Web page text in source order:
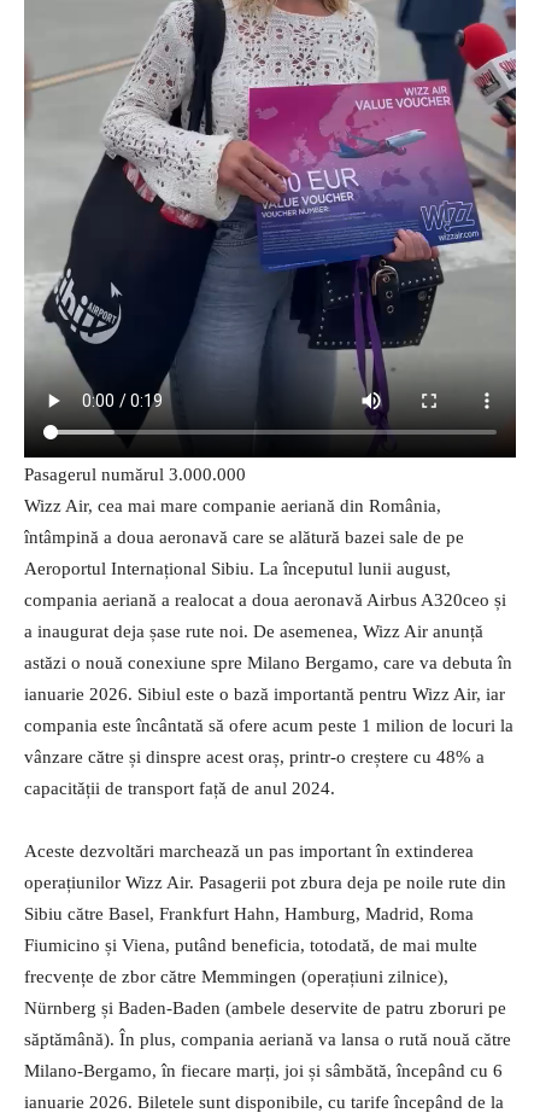
Pasagerul numărul 3.000.000
Wizz Air, cea mai mare companie aeriană din România,
întâmpină a doua aeronavă care se alătură bazei sale de pe
Aeroportul Internațional Sibiu. La începutul lunii august,
compania aeriană a realocat a doua aeronavă Airbus A320ceo și
a inaugurat deja șase rute noi. De asemenea, Wizz Air anunță
astăzi o nouă conexiune spre Milano Bergamo, care va debuta în
ianuarie 2026. Sibiul este o bază importantă pentru Wizz Air, iar
compania este încântată să ofere acum peste 1 milion de locuri la
vânzare către și dinspre acest oraș, printr-o creștere cu 48% a
capacității de transport față de anul 2024.
Aceste dezvoltări marchează un pas important în extinderea
operațiunilor Wizz Air. Pasagerii pot zbura deja pe noile rute din
Sibiu către Basel, Frankfurt Hahn, Hamburg, Madrid, Roma
Fiumicino și Viena, putând beneficia, totodată, de mai multe
frecvențe de zbor către Memmingen (operațiuni zilnice),
Nürnberg și Baden-Baden (ambele deservite de patru zboruri pe
săptămână). În plus, compania aeriană va lansa o rută nouă către
Milano-Bergamo, în fiecare marți, joi și sâmbătă, începând cu 6
ianuarie 2026. Biletele sunt disponibile, cu tarife începând de la